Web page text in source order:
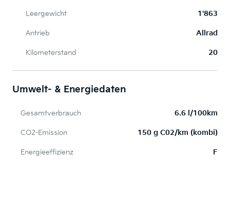
Leergewicht 1'863
Antrieb Allrad
Kilometerstand 20
Umwelt- & Energiedaten
Gesamtverbrauch 6.6 l/100km
CO2-Emission 150 g C02/km (kombi)
Energieeffizienz F